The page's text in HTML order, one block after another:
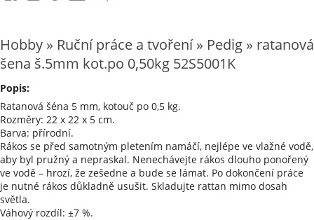
Hobby » Ruční práce a tvoření » Pedig » ratanová
šena š.5mm kot.po 0,50kg 52S5001K
Popis:
Ratanová šéna 5 mm, kotouč po 0,5 kg.
Rozměry: 22 x 22 x 5 cm.
Barva: přírodní.
Rákos se před samotným pletením namáčí, nejlépe ve vlažné vodě,
aby byl pružný a nepraskal. Nenechávejte rákos dlouho ponořený
ve vodě – hrozí, že zešedne a bude se lámat. Po dokončení práce
je nutné rákos důkladně usušit. Skladujte rattan mimo dosah
světla.
Váhový rozdíl: ±7 %.